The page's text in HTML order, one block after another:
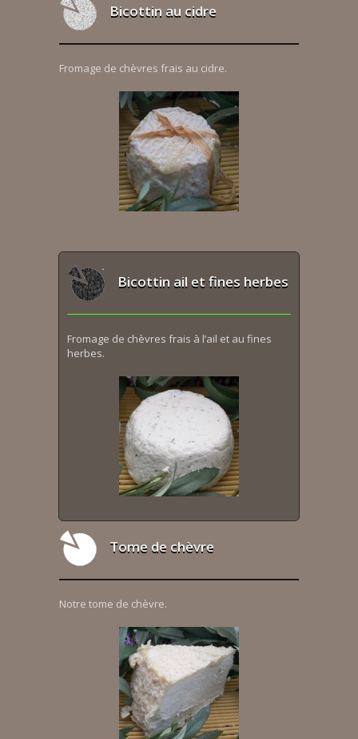
Bicottin au cidre
Fromage de chèvres frais au cidre.
Bicottin ail et fines herbes
Fromage de chèvres frais à l’ail et au fines
herbes.
Tome de chèvre
Notre tome de chèvre.